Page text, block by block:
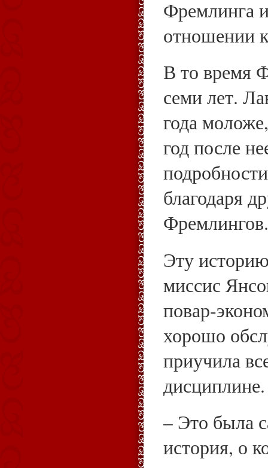
Фремлинга
отношении
В то время
семи лет.
года
год после
благодаря
Фремлингов.
Эту
миссис
хорошо
приучила
дисциплине.
– Это была
история, о